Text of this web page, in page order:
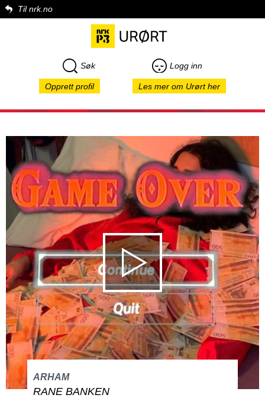
Til nrk.no
Søk Logg inn
Opprett profil Les mer om Urørt her
ARHAM
RANE BANKEN